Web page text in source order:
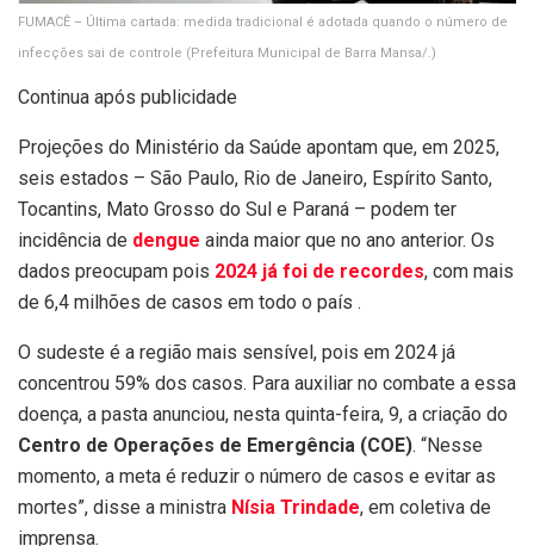
FUMACÊ – Última cartada: medida tradicional é adotada quando o número de
infecções sai de controle (Prefeitura Municipal de Barra Mansa/.)
Continua após publicidade
Projeções do Ministério da Saúde apontam que, em 2025,
seis estados – São Paulo, Rio de Janeiro, Espírito Santo,
Tocantins, Mato Grosso do Sul e Paraná – podem ter
incidência de dengue ainda maior que no ano anterior. Os
dados preocupam pois 2024 já foi de recordes, com mais
de 6,4 milhões de casos em todo o país .
O sudeste é a região mais sensível, pois em 2024 já
concentrou 59% dos casos. Para auxiliar no combate a essa
doença, a pasta anunciou, nesta quinta-feira, 9, a criação do
Centro de Operações de Emergência (COE). “Nesse
momento, a meta é reduzir o número de casos e evitar as
mortes”, disse a ministra Nísia Trindade, em coletiva de
imprensa.